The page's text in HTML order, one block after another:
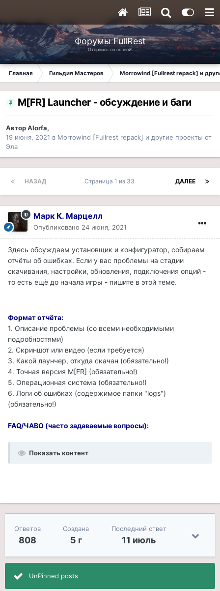
Форумы FullRest
Оторвись по полной!
Главная Гильдия Мастеров Morrowind [Fullrest repack] и
M[FR] Launcher - обсуждение и баги
АвторAlorfa,
19 июня, 2021 в Morrowind [Fullrest repack] и другие проекты от
Эла
НАЗАД ДАЛЕЕ
Страница 1 из 33
Марк К. Марцелл
Опубликовано 24 июня, 2021
Здесь обсуждаем установщик и конфигуратор, собираем
отчёты об ошибках. Если у вас проблемы на стадии
скачивания, настройки, обновления, подключения опций -
то есть ещё до начала игры - пишите в этой теме.
Формат отчёта:
1. Описание проблемы (со всеми необходимыми
подробностями)
2. Скриншот или видео (если требуется)
3. Какой лаунчер, откуда скачан (обязательно!)
4. Точная версия M[FR] (обязательно!)
5. Операционная система (обязательно!)
6. Логи об ошибках (содержимое папки "logs")
(обязательно!)
FAQ/ЧАВО (часто задаваемые вопросы):
Показать контент
Ответов
808
Создана
5 г
Последний ответ
11 июль
UnPinned posts